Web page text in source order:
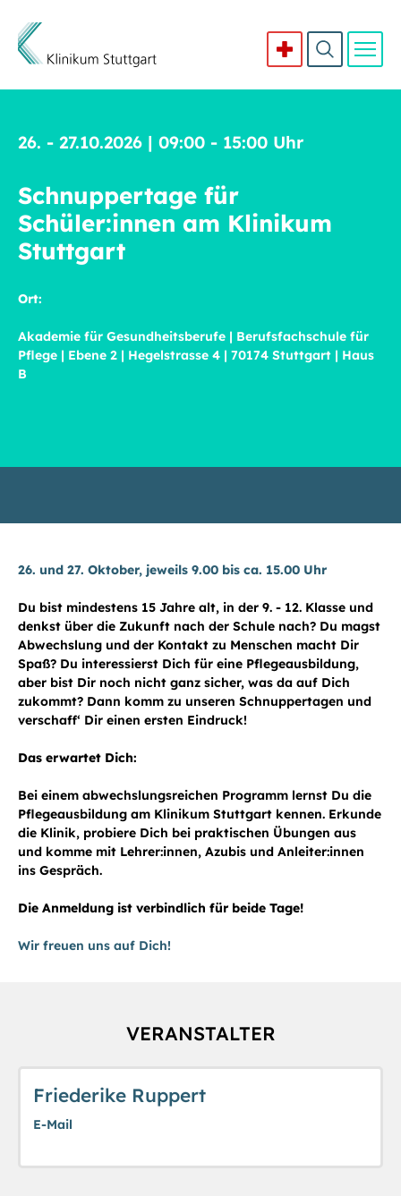
26. - 27.10.2026 | 09:00 - 15:00 Uhr
Schnuppertage für
Schüler:innen am Klinikum
Stuttgart
Ort:
Akademie für Gesundheitsberufe | Berufsfachschule für
Pflege | Ebene 2 | Hegelstrasse 4 | 70174 Stuttgart | Haus
B
26. und 27. Oktober, jeweils 9.00 bis ca. 15.00 Uhr
Du bist mindestens 15 Jahre alt, in der 9. - 12. Klasse und
denkst über die Zukunft nach der Schule nach? Du magst
Abwechslung und der Kontakt zu Menschen macht Dir
Spaß? Du interessierst Dich für eine Pflegeausbildung,
aber bist Dir noch nicht ganz sicher, was da auf Dich
zukommt? Dann komm zu unseren Schnuppertagen und
verschaff‘ Dir einen ersten Eindruck!
Das erwartet Dich:
Bei einem abwechslungsreichen Programm lernst Du die
Pflegeausbildung am Klinikum Stuttgart kennen. Erkunde
die Klinik, probiere Dich bei praktischen Übungen aus
und komme mit Lehrer:innen, Azubis und Anleiter:innen
ins Gespräch.
Die Anmeldung ist verbindlich für beide Tage!
Wir freuen uns auf Dich!
VERANSTALTER
Friederike Ruppert
E-Mail